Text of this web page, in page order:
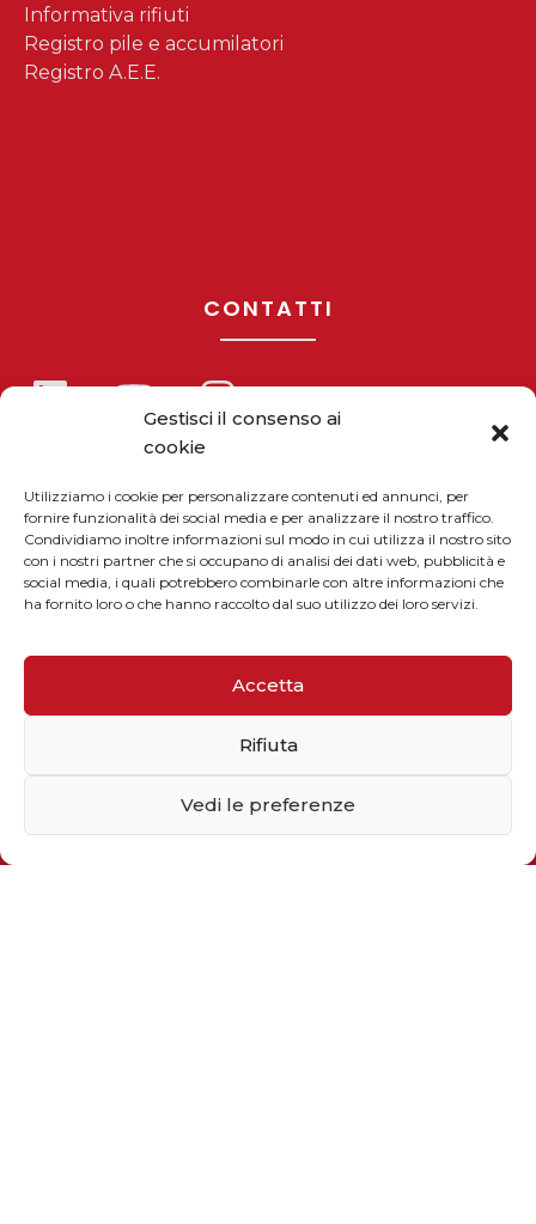
Gestisci il consenso ai
cookie
Utilizziamo i cookie per personalizzare contenuti ed annunci, per
fornire funzionalità dei social media e per analizzare il nostro traffico.
Condividiamo inoltre informazioni sul modo in cui utilizza il nostro sito
con i nostri partner che si occupano di analisi dei dati web, pubblicità e
social media, i quali potrebbero combinarle con altre informazioni che
ha fornito loro o che hanno raccolto dal suo utilizzo dei loro servizi.
Accetta
Rifiuta
Vedi le preferenze
Informativa rifiuti
Registro pile e accumilatori
Registro A.E.E.
CONTATTI
Telefono / Fax
+39 055 9110077
sales@solarmg.it
support@solarmg.it
Iscriviti alla newsletter